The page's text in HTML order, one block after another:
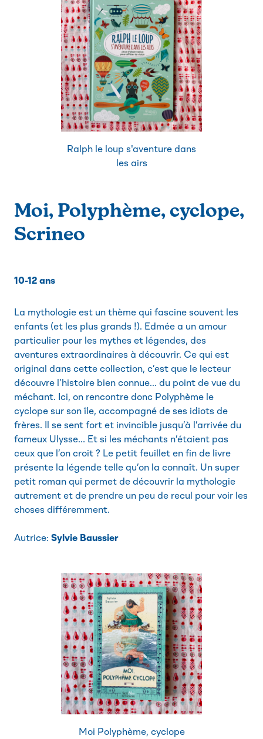
Ralph le loup s'aventure dans
les airs
Moi, Polyphème, cyclope,
Scrineo
10-12 ans
La mythologie est un thème qui fascine souvent les
enfants (et les plus grands !). Edmée a un amour
particulier pour les mythes et légendes, des
aventures extraordinaires à découvrir. Ce qui est
original dans cette collection, c’est que le lecteur
découvre l’histoire bien connue... du point de vue du
méchant. Ici, on rencontre donc Polyphème le
cyclope sur son île, accompagné de ses idiots de
frères. Il se sent fort et invincible jusqu’à l’arrivée du
fameux Ulysse… Et si les méchants n’étaient pas
ceux que l’on croit ? Le petit feuillet en fin de livre
présente la légende telle qu’on la connaît. Un super
petit roman qui permet de découvrir la mythologie
autrement et de prendre un peu de recul pour voir les
choses différemment.
Autrice: Sylvie Baussier
Moi Polyphème, cyclope